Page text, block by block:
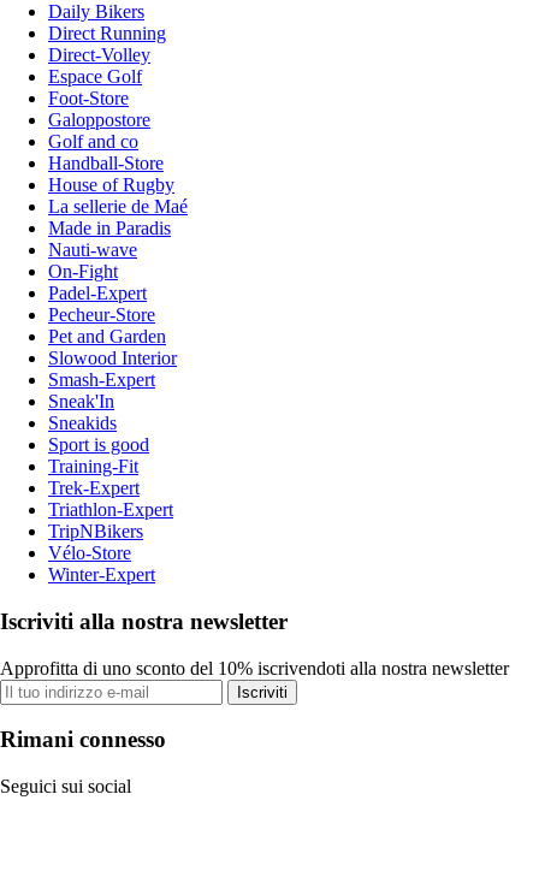
Daily Bikers
Direct Running
Direct-Volley
Espace Golf
Foot-Store
Galoppostore
Golf and co
Handball-Store
House of Rugby
La sellerie de Maé
Made in Paradis
Nauti-wave
On-Fight
Padel-Expert
Pecheur-Store
Pet and Garden
Slowood Interior
Smash-Expert
Sneak'In
Sneakids
Sport is good
Training-Fit
Trek-Expert
Triathlon-Expert
TripNBikers
Vélo-Store
Winter-Expert
Iscriviti alla nostra newsletter
Approfitta di uno sconto del 10% iscrivendoti alla nostra newsletter
Iscriviti
Rimani connesso
Seguici sui social